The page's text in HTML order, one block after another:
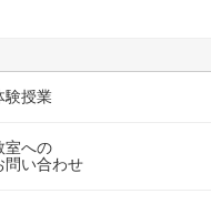
験授業
室への
問い合わせ